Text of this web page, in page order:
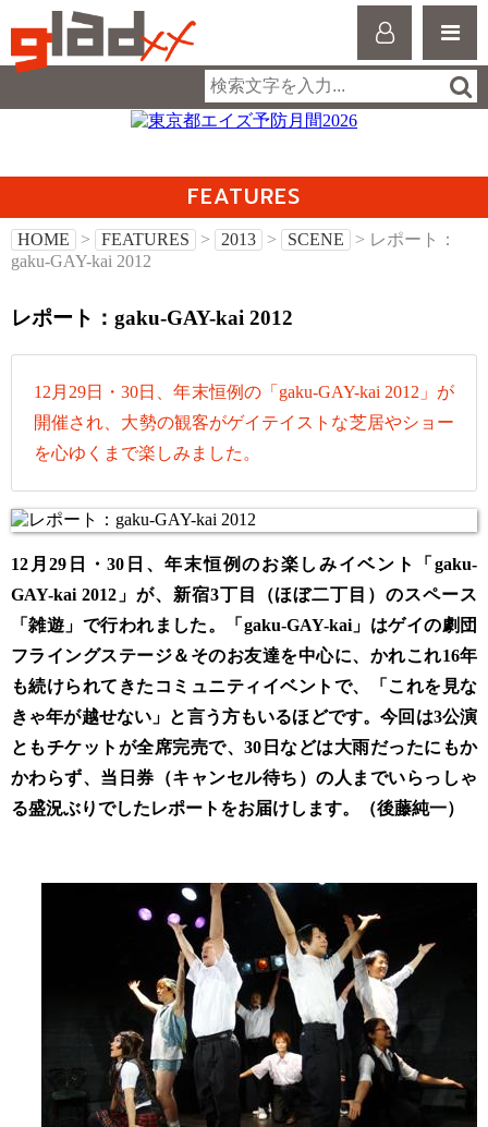
FEATURES
HOME > FEATURES > 2013 > SCENE
> レポート：
gaku-GAY-kai 2012
レポート：gaku-GAY-kai 2012
12月29日・30日、年末恒例の「gaku-GAY-kai 2012」が
開催され、大勢の観客がゲイテイストな芝居やショー
を心ゆくまで楽しみました。
12月29日・30日、年末恒例のお楽しみイベント「gaku-
GAY-kai 2012」が、新宿3丁目（ほぼ二丁目）のスペース
「雑遊」で行われました。「gaku-GAY-kai」はゲイの劇団
フライングステージ＆そのお友達を中心に、かれこれ16年
も続けられてきたコミュニティイベントで、「これを見な
きゃ年が越せない」と言う方もいるほどです。今回は3公演
ともチケットが全席完売で、30日などは大雨だったにもか
かわらず、当日券（キャンセル待ち）の人までいらっしゃ
る盛況ぶりでしたレポートをお届けします。（後藤純一）